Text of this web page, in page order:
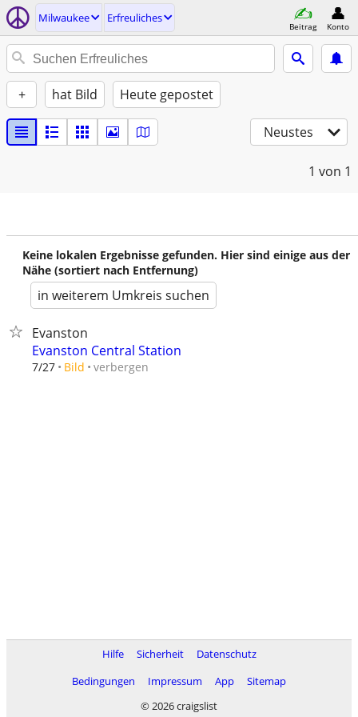
Milwaukee Erfreuliches
Beitrag Konto
+ hat Bild Heute gepostet
Neustes
1 von 1
Keine lokalen Ergebnisse gefunden. Hier sind einige aus der
Nähe (sortiert nach Entfernung)
in weiterem Umkreis suchen
Evanston
Evanston Central Station
7/27 Bild verbergen
Hilfe Sicherheit
Datenschutz
Bedingungen
Impressum App
Sitemap
© 2026 craigslist